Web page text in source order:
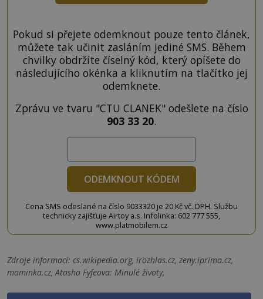
Pokud si přejete odemknout pouze tento článek,
můžete tak učinit zasláním jediné SMS. Během
chvilky obdržíte číselný kód, který opíšete do
následujícího okénka a kliknutím na tlačítko jej
odemknete.
Zprávu ve tvaru "CTU CLANEK" odešlete na číslo
903 33 20.
ODEMKNOUT KÓDEM
Cena SMS odeslané na číslo 9033320 je 20 Kč vč. DPH. Službu
technicky zajišťuje Airtoy a.s. Infolinka: 602 777 555,
www.platmobilem.cz
Zdroje informací: cs.wikipedia.org, irozhlas.cz, zeny.iprima.cz,
maminka.cz, Atasha Fyfeova: Minulé životy,